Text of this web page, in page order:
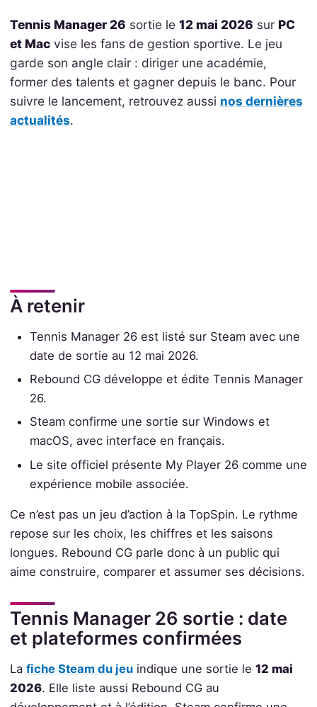
Tennis Manager 26 sortie le 12 mai 2026 sur PC
et Macvise les fans de gestion sportive. Le jeu
garde son angle clair : diriger une académie,
former des talents et gagner depuis le banc. Pour
suivre le lancement, retrouvez aussi nos dernières
actualités.
À retenir
Tennis Manager 26 est listé sur Steam avec une
date de sortie au 12 mai 2026.
Rebound CG développe et édite Tennis Manager
26.
Steam confirme une sortie sur Windows et
macOS, avec interface en français.
Le site officiel présente My Player 26 comme une
expérience mobile associée.
Ce n’est pas un jeu d’action à la TopSpin. Le rythme
repose sur les choix, les chiffres et les saisons
longues. Rebound CG parle donc à un public qui
aime construire, comparer et assumer ses décisions.
Tennis Manager 26 sortie : date
et plateformes confirmées
La fiche Steam du jeuindique une sortie le 12 mai
2026. Elle liste aussi Rebound CG au